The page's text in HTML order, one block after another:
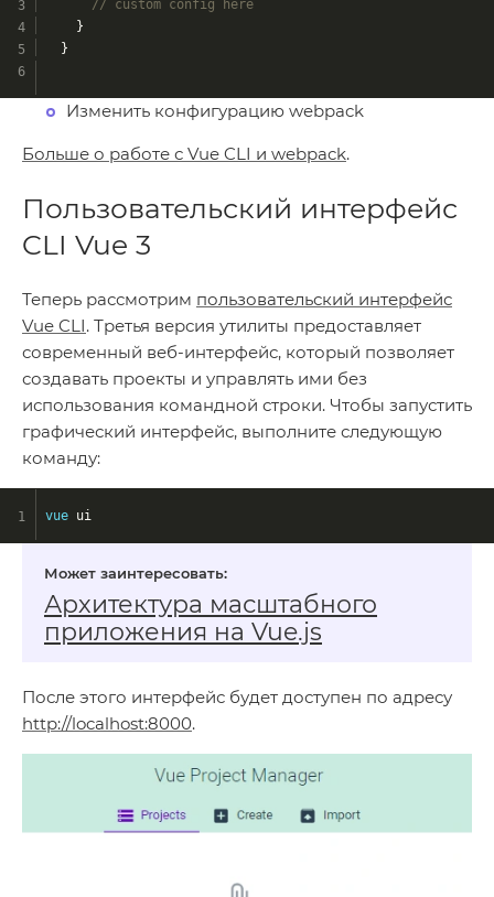
// custom config here
    }
  }
Изменить конфигурацию webpack
Больше о работе с Vue CLI и webpack.
Пользовательский интерфейс
CLI Vue 3
Теперь рассмотрим пользовательский интерфейс
Vue CLI. Третья версия утилиты предоставляет
современный веб-интерфейс, который позволяет
создавать проекты и управлять ими без
использования командной строки. Чтобы запустить
графический интерфейс, выполните следующую
команду:
vue ui
Архитектура масштабного
приложения на Vue.js
После этого интерфейс будет доступен по адресу
http://localhost:8000.